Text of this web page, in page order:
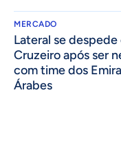
MERCADO
Lateral se despede
Cruzeiro após ser
com time dos
Árabes